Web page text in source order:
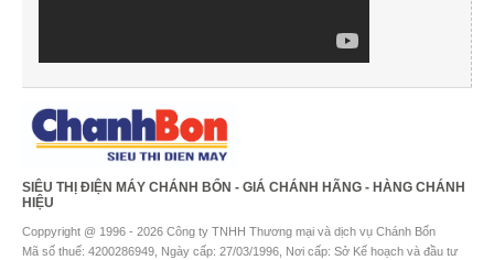
SIÊU THỊ ĐIỆN MÁY CHÁNH BỔN - GIÁ CHÁNH HÃNG - HÀNG CHÁNH
HIỆU
Coppyright @ 1996 - 2026 Công ty TNHH Thương mại và dịch vụ Chánh Bổn
Mã số thuế: 4200286949, Ngày cấp: 27/03/1996, Nơi cấp: Sở Kế hoạch và đầu tư